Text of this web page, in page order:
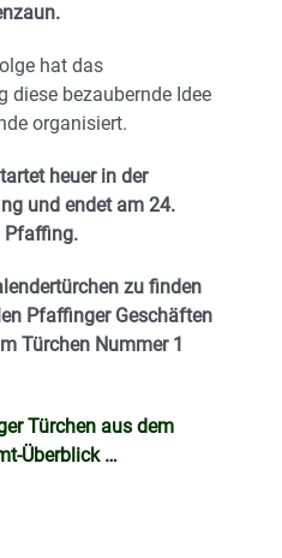
hat das
diese bezaubernde Idee
organisiert.
heuer in der
und endet am 24.
Pfaffing.
zu finden
Pfaffinger Geschäften
Türchen Nummer 1
Türchen aus dem
Überblick …